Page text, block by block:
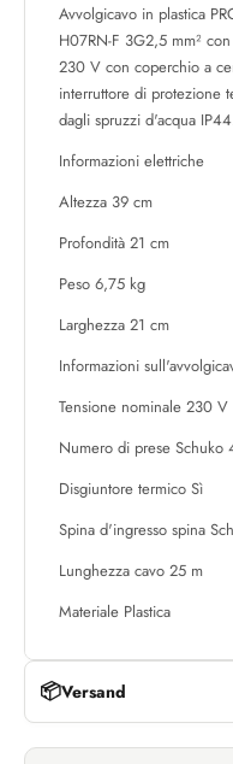
Avvolgicavo in plastica
H07RN-F 3G2,5 mm²
230 V con coperchio a
interruttore di protezione
dagli spruzzi d'acqua
Informazioni elettriche
Altezza 39 cm
Profondità 21 cm
Peso 6,75 kg
Larghezza 21 cm
Informazioni
Tensione nominale 230 V
Numero di prese Schuko
Disgiuntore termico Sì
Spina d'ingresso spina
Lunghezza cavo 25 m
Materiale Plastica
📦Versand